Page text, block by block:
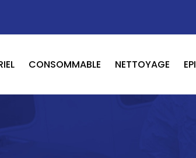
CONSOMMABLE NETTOYAGE EPI